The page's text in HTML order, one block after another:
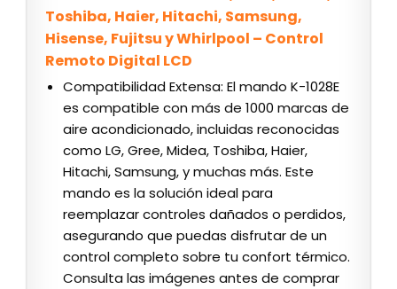
Toshiba, Haier, Hitachi, Samsung,
Hisense, Fujitsu y Whirlpool – Control
Remoto Digital LCD
Compatibilidad Extensa: El mando K-1028E
es compatible con más de 1000 marcas de
aire acondicionado, incluidas reconocidas
como LG, Gree, Midea, Toshiba, Haier,
Hitachi, Samsung, y muchas más. Este
mando es la solución ideal para
reemplazar controles dañados o perdidos,
asegurando que puedas disfrutar de un
control completo sobre tu confort térmico.
Consulta las imágenes antes de comprar